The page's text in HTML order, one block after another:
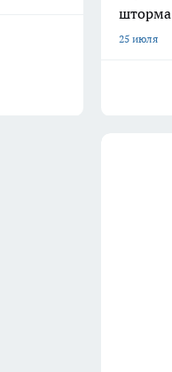
шторма
25 июля